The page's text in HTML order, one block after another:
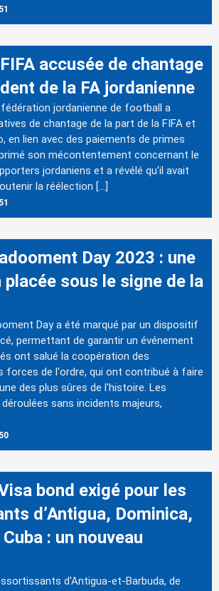
accusée de chantage
de la FA jordanienne
jordanienne de football a
de chantage de la part de la FIFA et
en lien avec des paiements de primes
son mécontentement concernant le
jordaniens et a révélé qu'il avait
la réélection […]
Day 2023 : une
sous le signe de la
Day a été marqué par un dispositif
permettant de garantir un événement
ont salué la coopération des
forces de l'ordre, qui ont contribué à faire
des plus sûres de l'histoire. Les
sans incidents majeurs,
bond exigé pour les
d’Antigua, Dominica,
: un nouveau
d'Antigua-et-Barbuda, de